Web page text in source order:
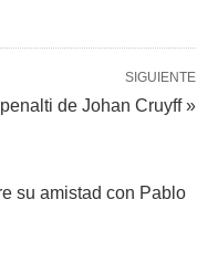
SIGUIENTE
de Johan Cruyff »
su amistad con Pablo